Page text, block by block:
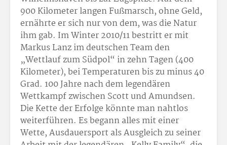
900 Kilometer langen Fußmarsch, ohne Geld,
ernährte er sich nur von dem, was die Natur
ihm gab. Im Winter 2010/11 bestritt er mit
Markus Lanz im deutschen Team den
„Wettlauf zum Südpol“ in zehn Tagen (400
Kilometer), bei Temperaturen bis zu minus 40
Grad. 100 Jahre nach dem legendären
Wettkampf zwischen Scott und Amundsen.
Die Kette der Erfolge könnte man nahtlos
weiterführen. Es begann alles mit einer
Wette, Ausdauersport als Ausgleich zu seiner